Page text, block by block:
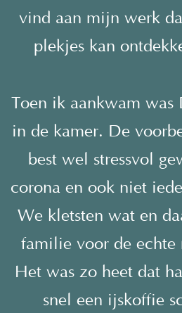
vind aan mijn werk
plekjes kan
Toen ik aankwam was
in de kamer. De
best wel stressvol
corona en ook niet
We kletsten wat en
familie voor de echte
Het was zo heet dat
snel een ijskoffie